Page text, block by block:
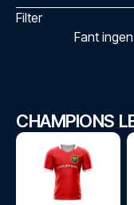
Filter
Fant
CHAMPIONS